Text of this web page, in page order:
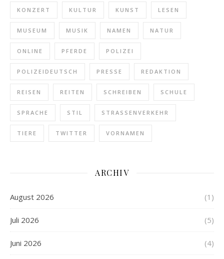
KONZERT KULTUR KUNST LESEN
MUSEUM MUSIK NAMEN NATUR
ONLINE PFERDE POLIZEI
POLIZEIDEUTSCH PRESSE REDAKTION
REISEN REITEN SCHREIBEN SCHULE
SPRACHE STIL STRASSENVERKEHR
TIERE TWITTER VORNAMEN
ARCHIV
August 2026 (1)
Juli 2026 (5)
Juni 2026 (4)